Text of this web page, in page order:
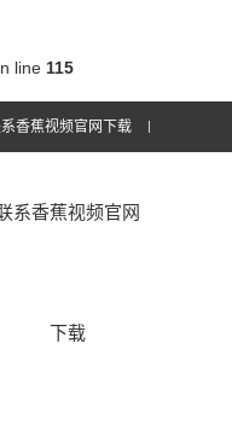
line 115
香蕉视频官网下载
系香蕉视频官网
下载